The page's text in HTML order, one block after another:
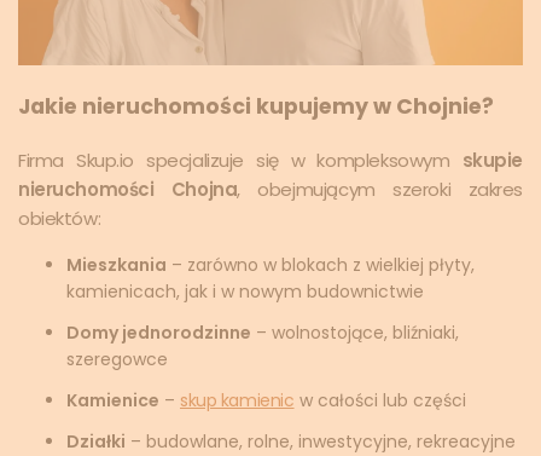
Jakie nieruchomości kupujemy w Chojnie?
Firma Skup.io specjalizuje się w kompleksowym skupie
nieruchomości Chojna, obejmującym szeroki zakres
obiektów:
Mieszkania – zarówno w blokach z wielkiej płyty,
kamienicach, jak i w nowym budownictwie
Domy jednorodzinne – wolnostojące, bliźniaki,
szeregowce
Kamienice – skup kamienic w całości lub części
Działki – budowlane, rolne, inwestycyjne, rekreacyjne